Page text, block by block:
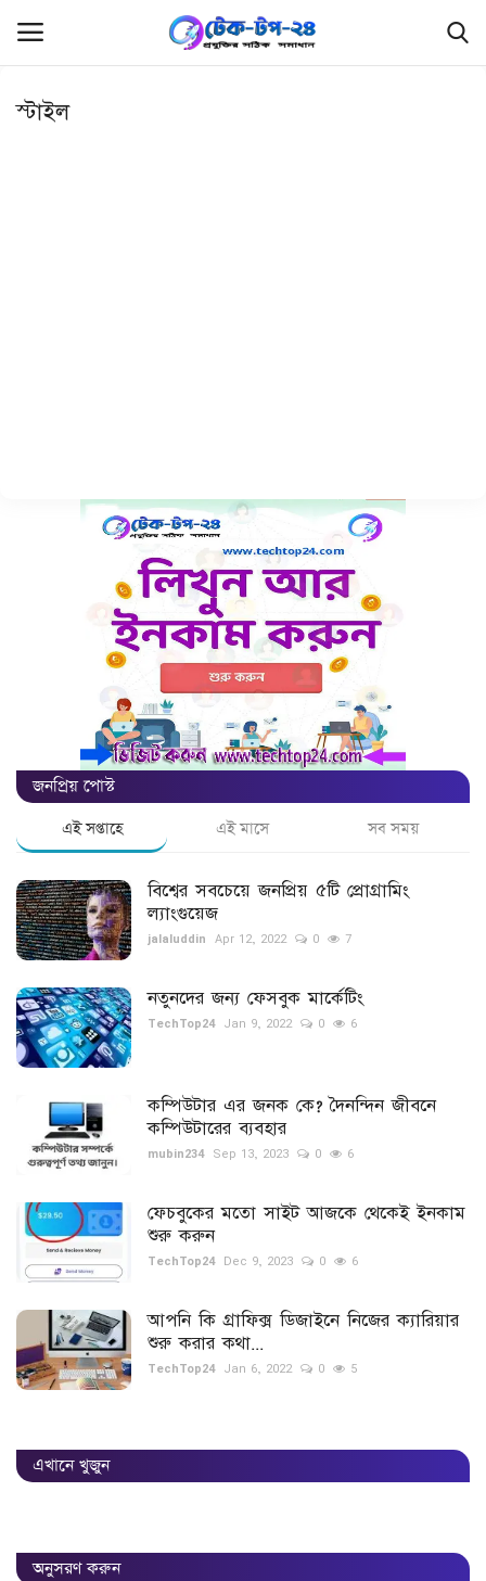
গ্যাজেট
রেজিস্ট্রেশন ও লেখার পদ্ধতি
আকর্ষণীয় তথ্য
লেখার নিয়মাবলী
বিনোদন
শিক্ষা
পাঁচমিশালী
ভ্রমণ
লাইফ স্টাইল
স্বাস্থ্য
খেলা
টিপস
স্পন্সরড টিউন
নিউজ ফিড
Language
বাংলা English
স্টাইল
জনপ্রিয় পোস্ট
এই সপ্তাহে এই মাসে সব সময়
বিশ্বের সবচেয়ে জনপ্রিয় ৫টি প্রোগ্রামিং
ল্যাংগুয়েজ
jalaluddin Apr 12, 2022 0 7
নতুনদের জন্য ফেসবুক মার্কেটিং
TechTop24 Jan 9, 2022 0 6
কম্পিউটার এর জনক কে? দৈনন্দিন জীবনে
কম্পিউটারের ব্যবহার
mubin234 Sep 13, 2023 0 6
ফেচবুকের মতো সাইট আজকে থেকেই ইনকাম
শুরু করুন
TechTop24 Dec 9, 2023 0 6
আপনি কি গ্রাফিক্স ডিজাইনে নিজের ক্যারিয়ার
শুরু করার কথা...
TechTop24 Jan 6, 2022 0 5
এখানে খুজুন
অনুসরণ করুন